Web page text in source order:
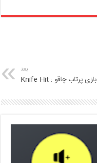
بعد
بازی پرتاب چاقو : Knife Hit